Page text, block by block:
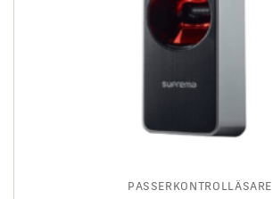
PASSERKONTROLLÄSARE